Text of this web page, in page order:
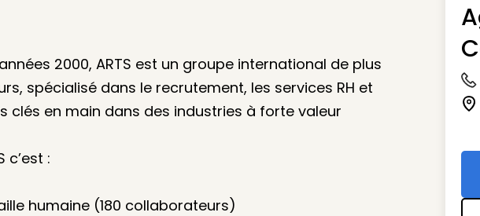
2000, ARTS est un groupe international de plus
spécialisé dans le recrutement, les services RH et
clés en main dans des industries à forte valeur
c’est :
humaine (180 collaborateurs)